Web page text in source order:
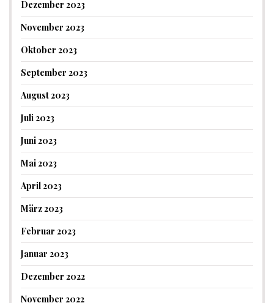
Dezember 2023
November 2023
Oktober 2023
September 2023
August 2023
Juli 2023
Juni 2023
Mai 2023
April 2023
März 2023
Februar 2023
Januar 2023
Dezember 2022
November 2022